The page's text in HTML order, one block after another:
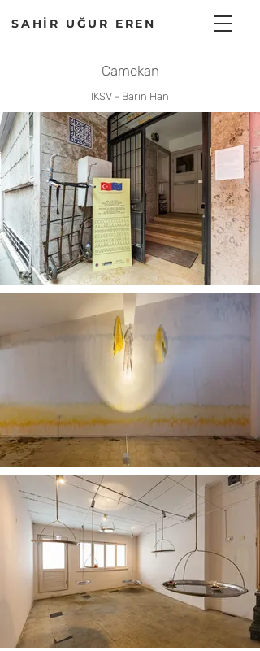
SAHİR UĞUR EREN
Camekan
IKSV - Barın Han